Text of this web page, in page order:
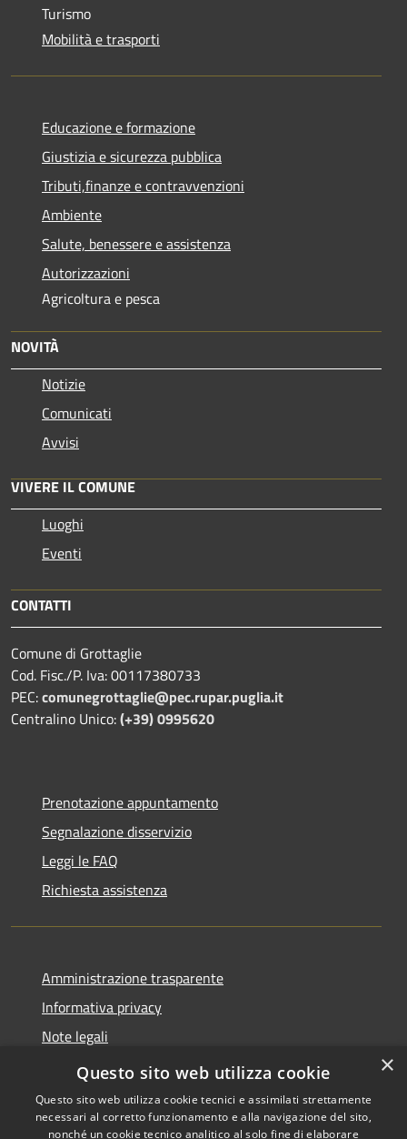
Turismo
Mobilità e trasporti
Educazione e formazione
Giustizia e sicurezza pubblica
Tributi,finanze e contravvenzioni
Ambiente
Salute, benessere e assistenza
Autorizzazioni
Agricoltura e pesca
NOVITÀ
Notizie
Comunicati
Avvisi
VIVERE IL COMUNE
Luoghi
Eventi
CONTATTI
Comune di Grottaglie
Cod. Fisc./P. Iva: 00117380733
PEC:comunegrottaglie@pec.rupar.puglia.it
Centralino Unico:(+39) 0995620
Prenotazione appuntamento
Segnalazione disservizio
Leggi le FAQ
Richiesta assistenza
Amministrazione trasparente
Informativa privacy
Note legali
Dichiarazione di accessibilità
×
Questo sito web utilizza cookie
Questo sito web utilizza cookie tecnici e assimilati strettamente
necessari al corretto funzionamento e alla navigazione del sito,
nonché un cookie tecnico analitico al solo fine di elaborare